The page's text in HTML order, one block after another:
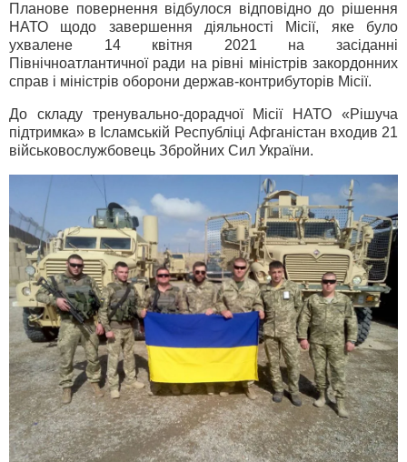
Планове повернення відбулося відповідно до рішення
НАТО щодо завершення діяльності Місії, яке було
ухвалене 14 квітня 2021 на засіданні
Північноатлантичної ради на рівні міністрів закордонних
справ і міністрів оборони держав-контрибуторів Місії.
До складу тренувально-дорадчої Місії НАТО «Рішуча
підтримка» в Ісламській Республіці Афганістан входив 21
військовослужбовець Збройних Сил України.